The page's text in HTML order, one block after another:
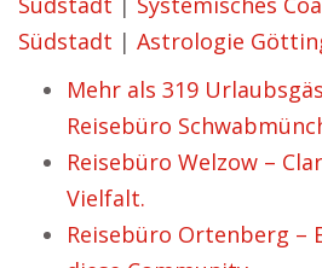
Südstadt | Astrologie
Mehr als 319
Reisebüro
Reisebüro Welzow –
Vielfalt.
Reisebüro Ortenberg –